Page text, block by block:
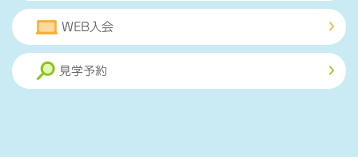
WEB入会
見学予約